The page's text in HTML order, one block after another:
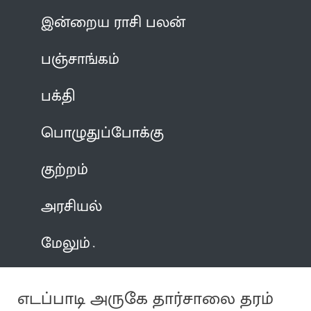
இன்றைய ராசி பலன்
பஞ்சாங்கம்
பக்தி
பொழுதுப்போக்கு
குற்றம்
அரசியல்
மேலும்
எடப்பாடி அருகே தார்சாலை தரம்